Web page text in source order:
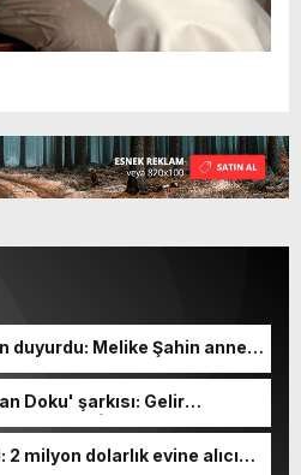
duyurdu: Melike Şahin anne
Doku' şarkısı: Gelir
Vakfı'na bağışlanacak
2 milyon dolarlık evine alıcı